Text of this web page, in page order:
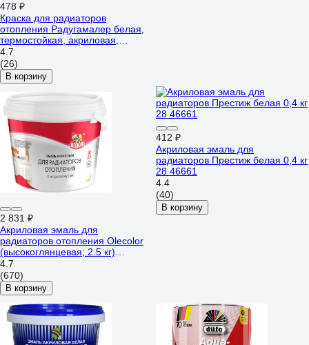
478 ₽
Краска для радиаторов
отопления Радугамалер белая,
термостойкая, акриловая,
полуглянцевая, 0.4 кг
4650001276865
4.7
(26)
В корзину
2 831 ₽
Акриловая эмаль для
радиаторов отопления Olecolor
(высокоглянцевая; 2.5 кг)
4300011045
4.7
(670)
В корзину
412 ₽
Акриловая эмаль для
радиаторов Престиж белая 0,4 кг
28 46661
4.4
(40)
В корзину